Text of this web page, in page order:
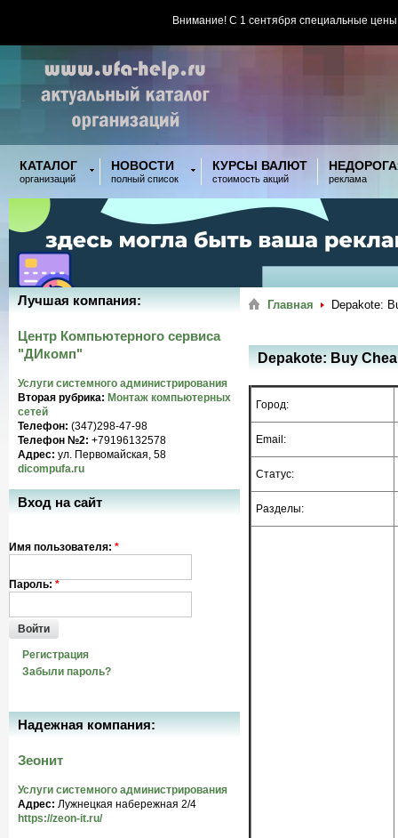
Внимание! С 1 сентября специальные
КАТАЛОГ
организаций
НОВОСТИ
полный список
КУРСЫ ВАЛЮТ
стоимость акций реклама
Главная Depakote:
Depakote: Buy
Город:
Email:
Статус:
Разделы:
Лучшая компания:
Центр Компьютерного сервиса
"ДИкомп"
Услуги системного администрирования
Вторая рубрика: Монтаж компьютерных
сетей
Телефон: (347)298-47-98
Телефон №2: +79196132578
Адрес: ул. Первомайская, 58
dicompufa.ru
Вход на сайт
Имя пользователя: *
Пароль: *
Войти
Регистрация
Забыли пароль?
Надежная компания:
Зеонит
Услуги системного администрирования
Адрес: Лужнецкая набережная 2/4
https://zeon-it.ru/